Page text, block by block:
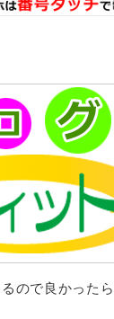
ので良かったら